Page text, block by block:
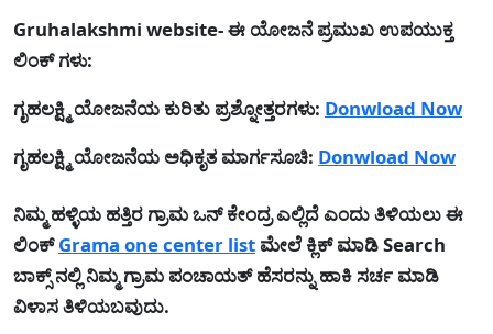
Gruhalakshmi website- ಈ ಯೋಜನೆ ಪ್ರಮುಖ ಉಪಯುಕ್ತ
ಲಿಂಕ್ ಗಳು:
ಗೃಹಲಕ್ಷ್ಮಿ ಯೋಜನೆಯ ಕುರಿತು ಪ್ರಶ್ನೋತ್ತರಗಳು: Donwload Now
ಗೃಹಲಕ್ಷ್ಮಿ ಯೋಜನೆಯ ಅಧಿಕೃತ ಮಾರ್ಗಸೂಚಿ: Donwload Now
ನಿಮ್ಮ ಹಳ್ಳಿಯ ಹತ್ತಿರ ಗ್ರಾಮ ಒನ್ ಕೇಂದ್ರ ಎಲ್ಲಿದೆ ಎಂದು ತಿಳಿಯಲು ಈ
ಲಿಂಕ್Grama one center list ಮೇಲೆ ಕ್ಲಿಕ್ ಮಾಡಿ Search
ಬಾಕ್ಸ್ ನಲ್ಲಿ ನಿಮ್ಮ ಗ್ರಾಮ ಪಂಚಾಯತ್ ಹೆಸರನ್ನು ಹಾಕಿ ಸರ್ಚ ಮಾಡಿ
ವಿಳಾಸ ತಿಳಿಯಬವುದು.